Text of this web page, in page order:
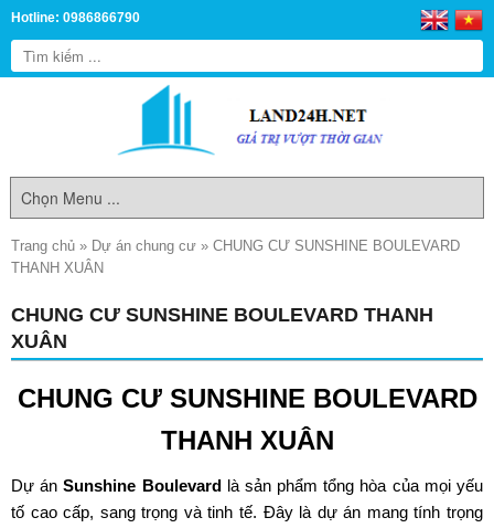
Hotline: 0986866790
Trang chủ » Dự án chung cư » CHUNG CƯ SUNSHINE BOULEVARD
THANH XUÂN
CHUNG CƯ SUNSHINE BOULEVARD THANH
XUÂN
CHUNG CƯ SUNSHINE BOULEVARD
THANH XUÂN
Dự ánSunshine Boulevardlà sản phẩm tổng hòa của mọi yếu
tố cao cấp, sang trọng và tinh tế. Đây là dự án mang tính trọng